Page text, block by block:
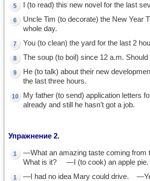
I (to read) this new novel for the last
Uncle Tim (to decorate) the New Year
whole day.
You (to clean) the yard for the last 2
The soup (to boil) since 12 a.m. Should
He (to talk) about their new
the last three hours.
My father (to send) application letters
already and still he hasn’t got a job.
Упражнение 2.
—What an amazing taste coming from
What is it? —I (to cook) an apple pie.
—I had no idea Mary could drive.